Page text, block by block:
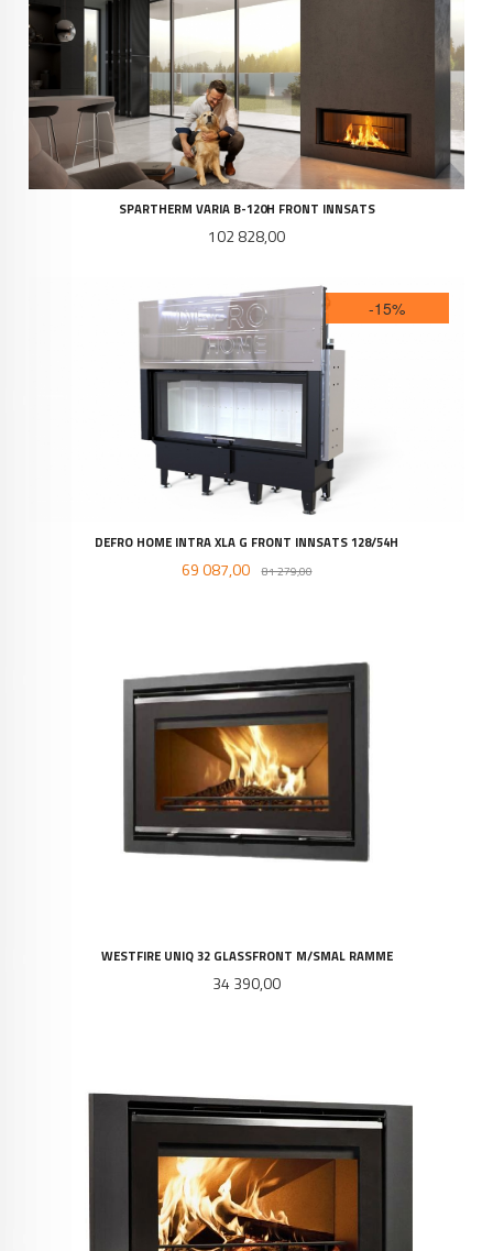
SPARTHERM VARIA B-120H FRONT INNSATS
Pris
102 828,00
DEFRO HOME INTRA XLA G FRONT INNSATS 128/54H
Tilbud
69 087,00 81 279,00Rabatt
-15%
WESTFIRE UNIQ 32 GLASSFRONT M/SMAL RAMME
Pris
34 390,00